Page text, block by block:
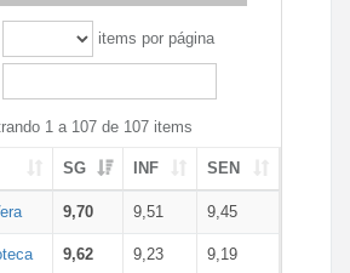
items por página
1 a 107 de 107 items
SG INF SEN
9,70 9,51 9,45
9,62 9,23 9,19